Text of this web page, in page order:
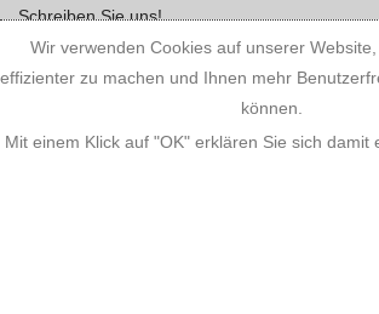
Schreiben Sie uns!
info@stuckleistenstyropor.de
Wir verwenden Cookies auf unserer
effizienter zu machen und Ihnen mehr
können.
Mit einem Klick auf "OK" erklären Sie sich damit